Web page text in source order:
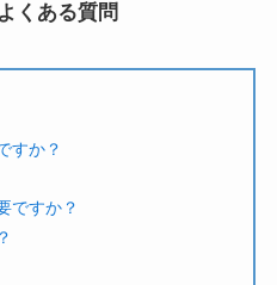
くある質問
すか？
ですか？